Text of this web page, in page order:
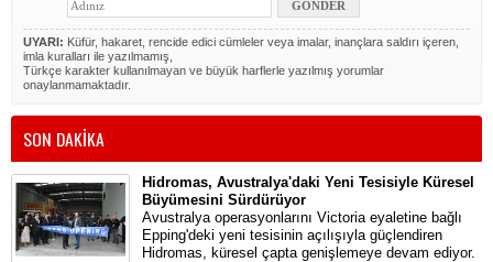
UYARI: Küfür, hakaret, rencide edici cümleler veya imalar, inançlara saldırı içeren,
imla kuralları ile yazılmamış,
Türkçe karakter kullanılmayan ve büyük harflerle yazılmış yorumlar
onaylanmamaktadır.
SON DAKİKA
Hidromas, Avustralya'daki Yeni Tesisiyle Küresel
Büyümesini Sürdürüyor
Avustralya operasyonlarını Victoria eyaletine bağlı
Epping'deki yeni tesisinin açılışıyla güçlendiren
Hidromas, küresel çapta genişlemeye devam ediyor.